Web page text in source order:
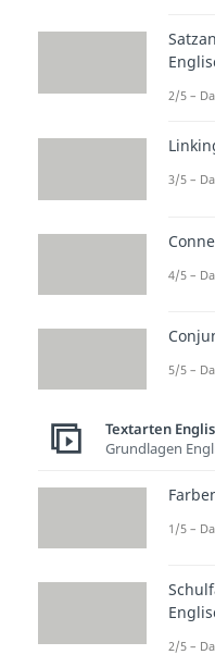
Die
Drei
sie
Akt
Die
2/5 –
3/5 –
4/5 –
5/5 –
Textarten
Grundlagen
1/5 –
2/5 –